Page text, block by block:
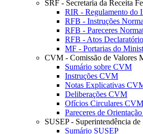
SRF - Secretaria da Receita
RIR - Regulamento do
RFB - Instruções
RFB - Pareceres
RFB - Atos
MF - Portarias do
CVM - Comissão de Valores
Sumário sobre CVM
Instruções CVM
Notas Explicativas
Deliberações CVM
Ofícios Circulares CVM
Pareceres de
SUSEP - Superintendência
Sumário SUSEP